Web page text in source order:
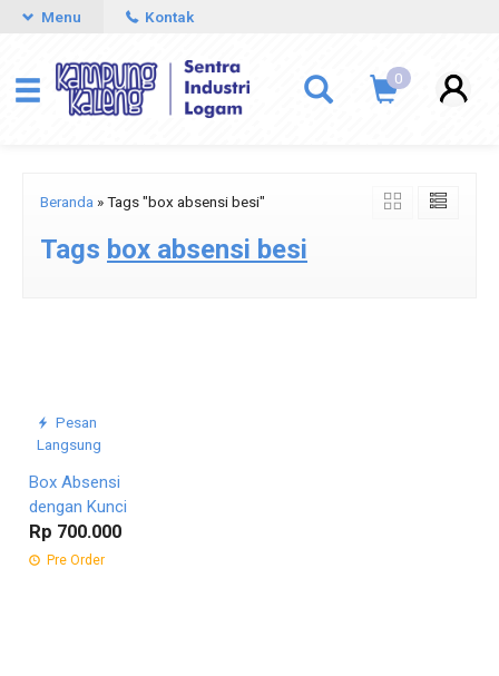
Menu Kontak
0
Beranda »Tags "box absensi besi"
Tags box absensi besi
Pesan
Langsung
Box Absensi
dengan Kunci
Rp 700.000
Pre Order